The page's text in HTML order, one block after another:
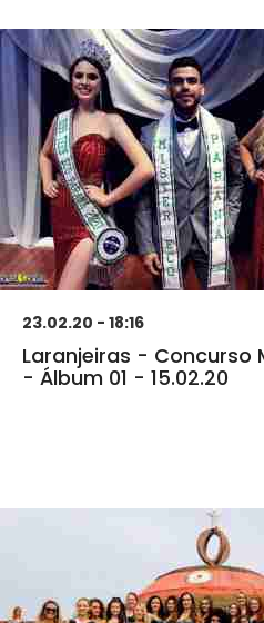
23.02.20 - 18:16
Laranjeiras - Concurso
- Álbum 01 - 15.02.20